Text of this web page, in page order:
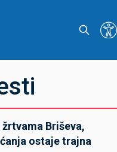
Briševa,
ostaje trajna